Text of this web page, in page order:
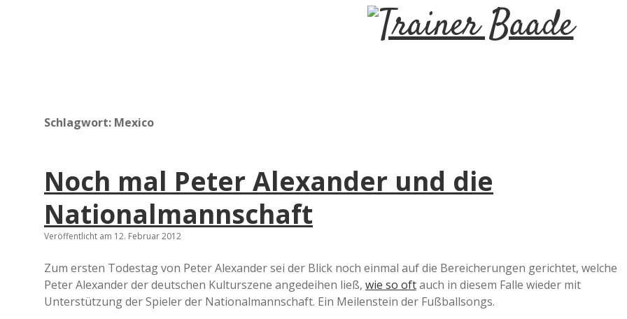
T
n
r
Schlagwort: Mexico
Noch mal Peter Alexander und die
Nationalmannschaft
Veröffentlicht am 12. Februar 2012
Zum ersten Todestag von Peter Alexander sei der Blick noch einmal auf die Bereicherungen gerichtet, welche
Peter Alexander der deutschen Kulturszene angedeihen ließ, wie so oftauch in diesem Falle wieder mit
Unterstützung der Spieler der Nationalmannschaft. Ein Meilenstein der Fußballsongs.